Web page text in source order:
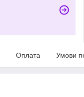
Оплата Умови